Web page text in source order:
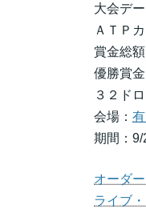
大会デー
ＡＴＰ
賞金総
優勝賞
３２ド
会場：
期間：
オーダ
ライブ